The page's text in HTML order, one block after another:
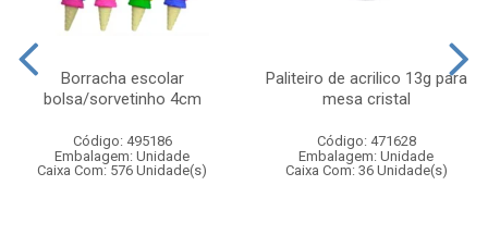
Borracha escolar
bolsa/sorvetinho 4cm
Código: 495186
Embalagem: Unidade
Caixa Com: 576 Unidade(s)
Paliteiro de acrilico 13g para
mesa cristal
Código: 471628
Embalagem: Unidade
Caixa Com: 36 Unidade(s)